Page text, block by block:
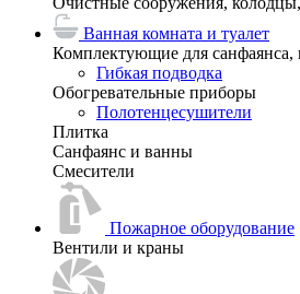
Ванная комната и туалет
Комплектующие для санфаянса,
Гибкая подводка
Обогревательные приборы
Полотенцесушители
Плитка
Санфаянс и ванны
Смесители
Пожарное оборудование
Вентили и краны